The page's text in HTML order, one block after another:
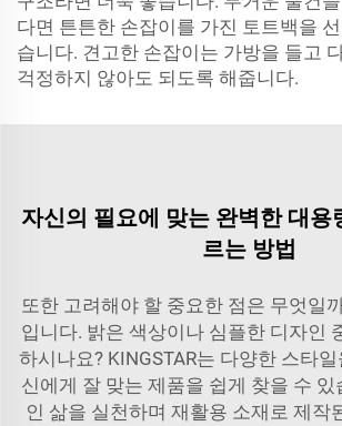
다면 튼튼한 손잡이를 가진 토트백을
습니다. 견고한 손잡이는 가방을 들고
걱정하지 않아도 되도록 해줍니다.
자신의 필요에 맞는 완벽한 대용
르는 방법
또한 고려해야 할 중요한 점은 무엇일
입니다. 밝은 색상이나 심플한 디자인
하시나요? KINGSTAR는 다양한 스타
신에게 잘 맞는 제품을 쉽게 찾을 수 있
인 삶을 실천하며 재활용 소재로 제작